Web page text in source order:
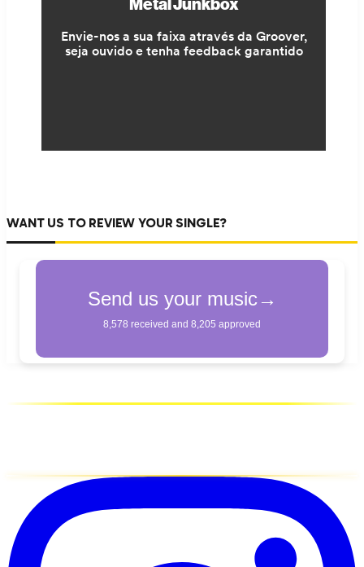
WANT US TO REVIEW YOUR SINGLE?